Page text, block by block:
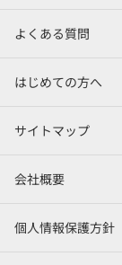
よくある質問
はじめての方へ
サイトマップ
会社概要
個人情報保護方針